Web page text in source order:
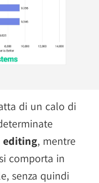
di un calo di
editing, mentre
comporta in
senza quindi